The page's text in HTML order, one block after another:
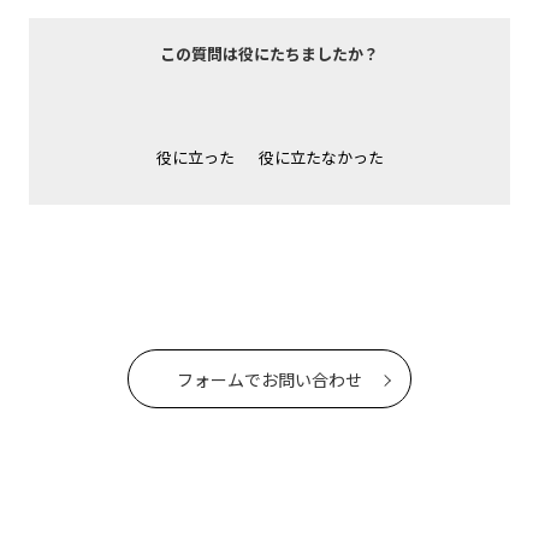
この質問は役にたちましたか？
役に立った 役に立たなかった
フォームでお問い合わせ